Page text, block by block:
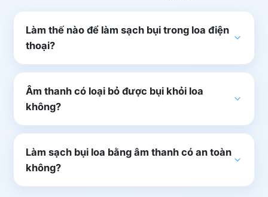
Làm thế nào để làm sạch bụi trong loa điện
thoại?
Âm thanh có loại bỏ được bụi khỏi loa
không?
Làm sạch bụi loa bằng âm thanh có an toàn
không?